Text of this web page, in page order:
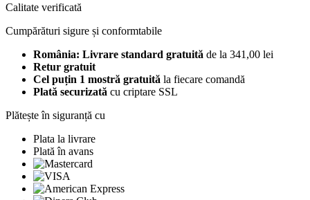
Calitate verificată
Cumpărături sigure și conformtabile
România: Livrare standard gratuită de la 341,00 lei
Retur gratuit
Cel puțin 1 mostră gratuită la fiecare comandă
Plată securizată cu criptare SSL
Plătește în siguranță cu
Plata la livrare
Plată în avans